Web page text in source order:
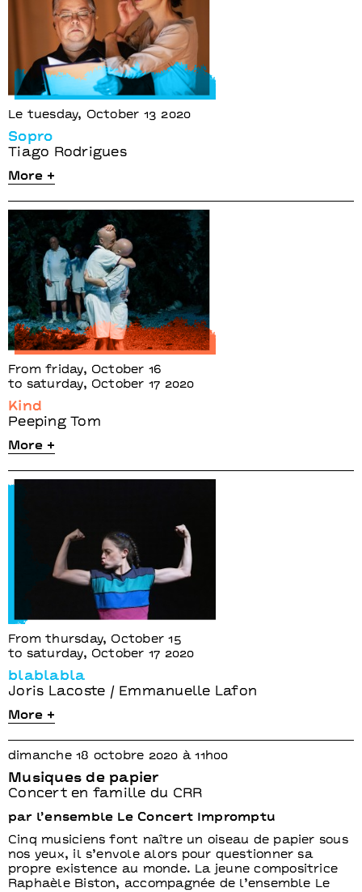
Le tuesday, October 13 2020
Sopro
Tiago Rodrigues
More +
From friday, October 16
to saturday, October 17 2020
Kind
Peeping Tom
More +
From thursday, October 15
to saturday, October 17 2020
blablabla
Joris Lacoste / Emmanuelle Lafon
More +
dimanche 18 octobre 2020 à 11h00
Musiques de papier
Concert en famille du CRR
par l’ensemble Le Concert Impromptu
Cinq musiciens font naître un oiseau de papier sous
nos yeux, il s’envole alors pour questionner sa
propre existence au monde. La jeune compositrice
Raphaèle Biston, accompagnée de l’ensemble Le